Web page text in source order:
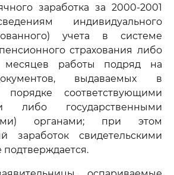
заработка за 2000-2001
индивидуального
учета в системе
страхования либо
работы подряд на
выдаваемых в
порядке соответствующими
либо государственными
органами; при этом
заработок свидетельскими